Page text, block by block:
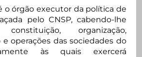
o órgão executor da política de
pelo CNSP, cabendo-lhe
organização,
operações das sociedades do
às quais exercerá